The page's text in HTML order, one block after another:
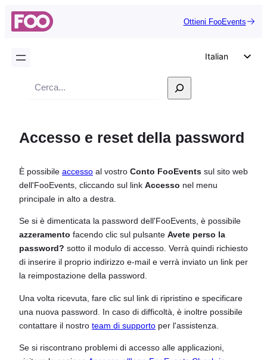
Ottieni FooEvents
Italian
Spanish
French
Greek
Ricerca
Accesso e reset della password
È possibile accesso al vostro Conto FooEvents sul sito web
dell'FooEvents, cliccando sul link Accesso nel menu
principale in alto a destra.
Se si è dimenticata la password dell'FooEvents, è possibile
azzeramento facendo clic sul pulsante Avete perso la
password? sotto il modulo di accesso. Verrà quindi richiesto
di inserire il proprio indirizzo e-mail e verrà inviato un link per
la reimpostazione della password.
Una volta ricevuta, fare clic sul link di ripristino e specificare
una nuova password. In caso di difficoltà, è inoltre possibile
contattare il nostro team di supporto per l'assistenza.
Se si riscontrano problemi di accesso alle applicazioni,